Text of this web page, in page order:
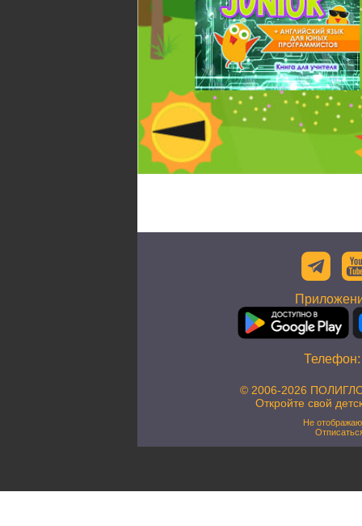
© 2006-2026
Откройте свой
Не